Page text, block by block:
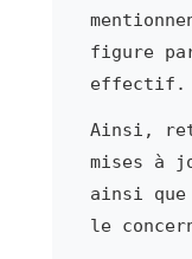
figure
effectif.
Ainsi,
mises à
ainsi
le